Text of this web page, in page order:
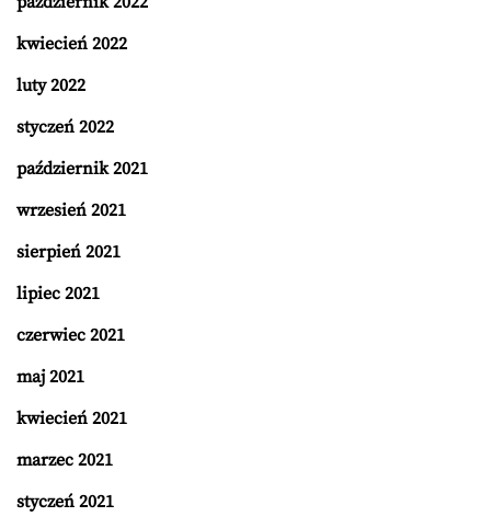
kwiecień 2022
luty 2022
styczeń 2022
październik 2021
wrzesień 2021
sierpień 2021
lipiec 2021
czerwiec 2021
maj 2021
kwiecień 2021
marzec 2021
styczeń 2021